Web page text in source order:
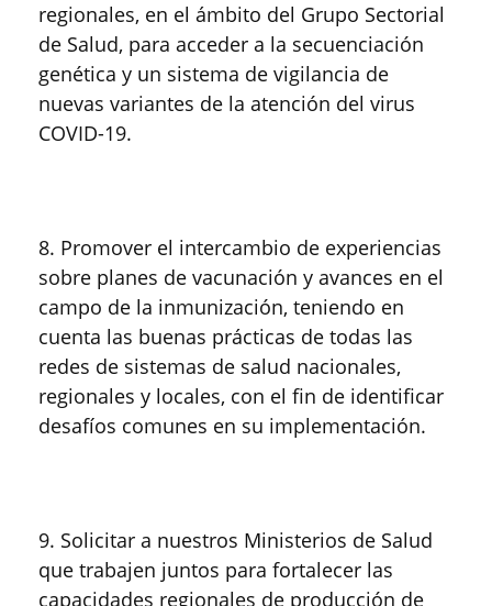
regionales, en el ámbito del Grupo Sectorial
de Salud, para acceder a la secuenciación
genética y un sistema de vigilancia de
nuevas variantes de la atención del virus
COVID-19.
8. Promover el intercambio de experiencias
sobre planes de vacunación y avances en el
campo de la inmunización, teniendo en
cuenta las buenas prácticas de todas las
redes de sistemas de salud nacionales,
regionales y locales, con el fin de identificar
desafíos comunes en su implementación.
9. Solicitar a nuestros Ministerios de Salud
que trabajen juntos para fortalecer las
capacidades regionales de producción de